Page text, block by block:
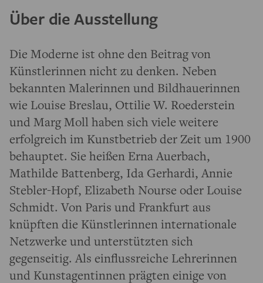
Über die Ausstellung
Die Moderne ist ohne den Beitrag von
Künstlerinnen nicht zu denken. Neben
bekannten Malerinnen und Bildhauerinnen
wie Louise Breslau, Ottilie W. Roederstein
und Marg Moll haben sich viele weitere
erfolgreich im Kunstbetrieb der Zeit um 1900
behauptet. Sie heißen Erna Auerbach,
Mathilde Battenberg, Ida Gerhardi, Annie
Stebler-Hopf, Elizabeth Nourse oder Louise
Schmidt. Von Paris und Frankfurt aus
knüpften die Künstlerinnen internationale
Netzwerke und unterstützten sich
gegenseitig. Als einflussreiche Lehrerinnen
und Kunstagentinnen prägten einige von